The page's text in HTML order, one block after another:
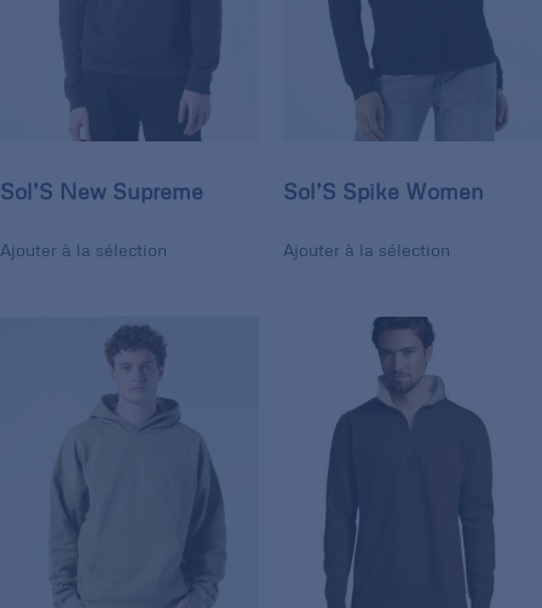
Sol’S New Supreme
Ajouter à la sélection
Sol’S Spike Women
Ajouter à la sélection